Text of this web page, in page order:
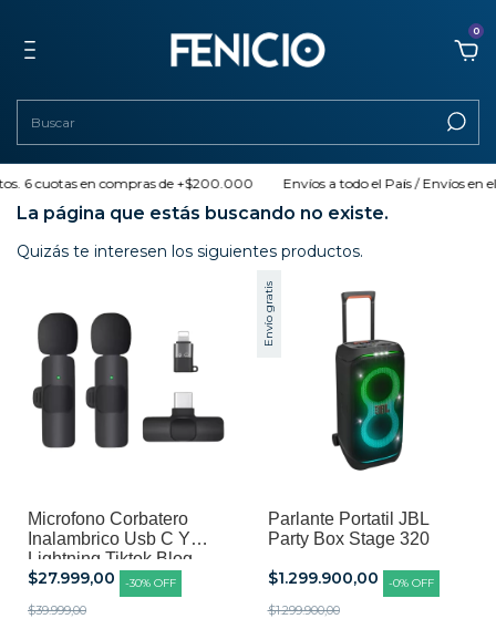
0
6 cuotas en compras de +$200.000 Envíos a todo el País / Envíos en el
La página que estás buscando no existe.
Quizás te interesen los siguientes productos.
Microfono Corbatero
Inalambrico Usb C Y
Lightning Tiktok Blog
$27.999,00 -30% OFF
$39.999,00
Envío gratis
Parlante Portatil JBL
Party Box Stage 320
$1.299.900,00 -0% OFF
$1.299.900,00